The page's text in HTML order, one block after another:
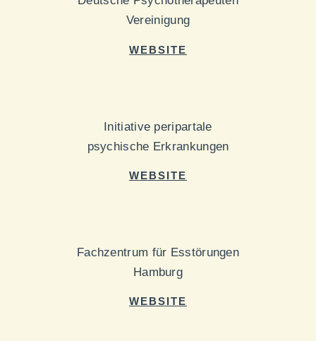
Vereinigung
WEBSITE
Initiative peripartale
psychische Erkrankungen
WEBSITE
Fachzentrum für Esstörungen
Hamburg
WEBSITE